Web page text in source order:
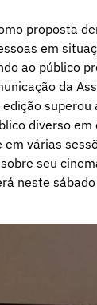
proposta
em
ao público
da
diverso
várias
seu
neste